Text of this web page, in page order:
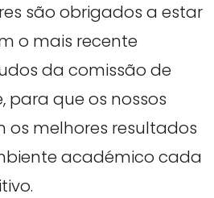
são obrigados a estar
o mais recente
da comissão de
para que os nossos
melhores resultados
académico cada